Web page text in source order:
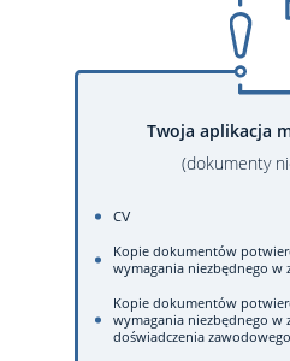
Twoja aplikacja
(dokumenty
CV
Kopie dokumentów
wymagania niezbędnego w
Kopie dokumentów
wymagania niezbędnego w
doświadczenia